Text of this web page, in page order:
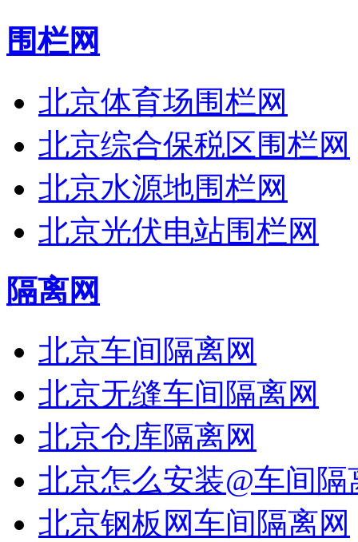
围栏网
北京体育场围栏网
北京综合保税区围栏网
北京水源地围栏网
北京光伏电站围栏网
隔离网
北京车间隔离网
北京无缝车间隔离网
北京仓库隔离网
北京怎么安装@车间隔
北京钢板网车间隔离网